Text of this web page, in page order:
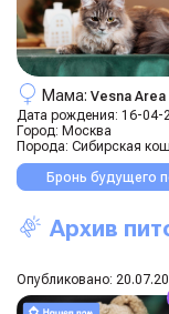
Мама: Vesna Area
Дата рождения: 16-04-
Город: Москва
Порода: Сибирская
Бронь будущего
Архив
Опубликовано: